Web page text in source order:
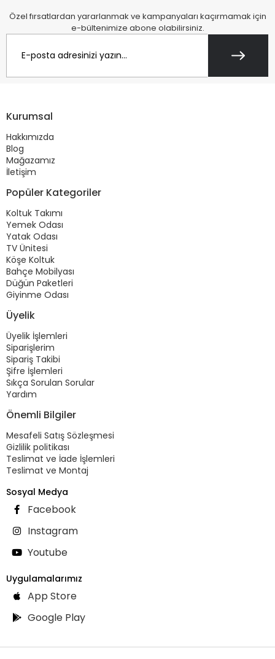
Özel fırsatlardan yararlanmak ve kampanyaları kaçırmamak için
e-bültenimize abone olabilirsiniz.
Kurumsal
Hakkımızda
Blog
Mağazamız
İletişim
Popüler Kategoriler
Koltuk Takımı
Yemek Odası
Yatak Odası
TV Ünitesi
Köşe Koltuk
Bahçe Mobilyası
Düğün Paketleri
Giyinme Odası
Üyelik
Üyelik İşlemleri
Siparişlerim
Sipariş Takibi
Şifre İşlemleri
Sıkça Sorulan Sorular
Yardım
Önemli Bilgiler
Mesafeli Satış Sözleşmesi
Gizlilik politikası
Teslimat ve İade İşlemleri
Teslimat ve Montaj
Sosyal Medya
Facebook
Instagram
Youtube
Uygulamalarımız
App Store
Google Play